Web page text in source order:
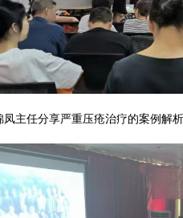
凤主任分享严重压疮治疗的案例解析